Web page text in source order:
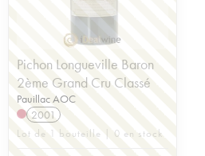
Pichon Longueville Baron
2ème Grand Cru Classé
Pauillac AOC
2001
Lot de 1 bouteille | 0 en stock